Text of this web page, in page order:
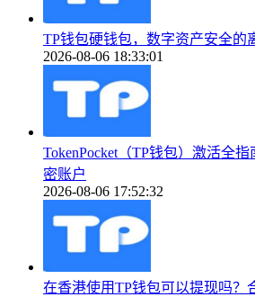
TP钱包硬钱包，数字资产安全的
2026-08-06 18:33:01
TokenPocket（TP钱包）激活全
密账户
2026-08-06 17:52:32
在香港使用TP钱包可以提现吗？